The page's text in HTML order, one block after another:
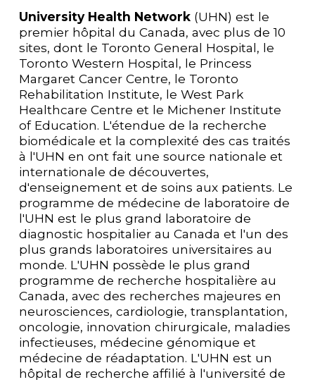
University Health Network (UHN) est le
premier hôpital du Canada, avec plus de 10
sites, dont le Toronto General Hospital, le
Toronto Western Hospital, le Princess
Margaret Cancer Centre, le Toronto
Rehabilitation Institute, le West Park
Healthcare Centre et le Michener Institute
of Education. L'étendue de la recherche
biomédicale et la complexité des cas traités
à l'UHN en ont fait une source nationale et
internationale de découvertes,
d'enseignement et de soins aux patients. Le
programme de médecine de laboratoire de
l'UHN est le plus grand laboratoire de
diagnostic hospitalier au Canada et l'un des
plus grands laboratoires universitaires au
monde. L'UHN possède le plus grand
programme de recherche hospitalière au
Canada, avec des recherches majeures en
neurosciences, cardiologie, transplantation,
oncologie, innovation chirurgicale, maladies
infectieuses, médecine génomique et
médecine de réadaptation. L'UHN est un
hôpital de recherche affilié à l'université de